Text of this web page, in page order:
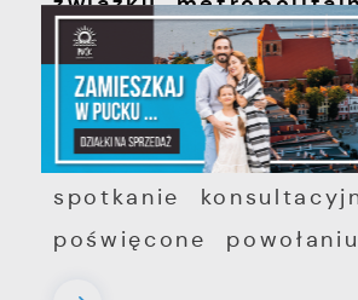
województwie
Szanowni Państwo,
zapraszamy na
spotkanie
poświęcone